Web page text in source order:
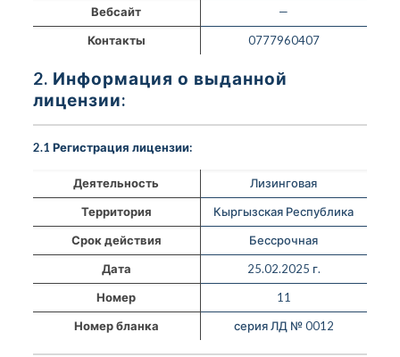
Вебсайт
—
Контакты
0777960407
2. Информация о выданной
лицензии:
2.1 Регистрация лицензии:
Деятельность
Лизинговая
Территория
Кыргызская Республика
Срок действия
Бессрочная
Дата
25.02.2025 г.
Номер
11
Номер бланка
серия ЛД № 0012